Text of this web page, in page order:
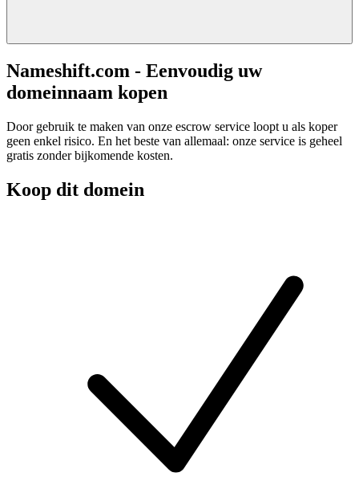
Nameshift.com - Eenvoudig uw
domeinnaam kopen
Door gebruik te maken van onze escrow service loopt u als koper
geen enkel risico. En het beste van allemaal: onze service is geheel
gratis zonder bijkomende kosten.
Koop dit domein